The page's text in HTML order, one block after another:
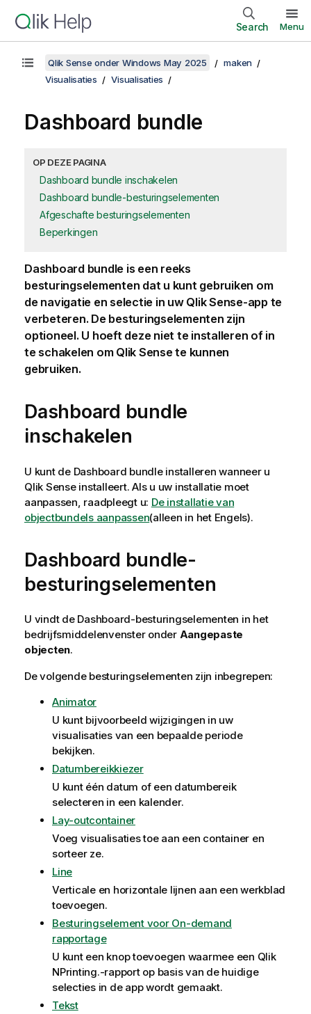
Search Menu
Qlik Sense onder Windows May 2025
maken
Visualisaties
Visualisaties
Dashboard bundle
OP DEZE PAGINA
Dashboard bundle inschakelen
Dashboard bundle-besturingselementen
Afgeschafte besturingselementen
Beperkingen
Dashboard bundle is een reeks
besturingselementen dat u kunt gebruiken om
de navigatie en selectie in uw Qlik Sense-app te
verbeteren. De besturingselementen zijn
optioneel. U hoeft deze niet te installeren of in
te schakelen om Qlik Sensete kunnen
gebruiken.
Dashboard bundle
inschakelen
U kunt de Dashboard bundleinstalleren wanneer u
Qlik Senseinstalleert. Als u uw installatie moet
aanpassen, raadpleegt u: De installatie van
objectbundels aanpassen(alleen in het Engels).
Dashboard bundle-
besturingselementen
U vindt de Dashboard-besturingselementen in het
bedrijfsmiddelenvenster onder Aangepaste
objecten.
De volgende besturingselementen zijn inbegrepen:
Animator
U kunt bijvoorbeeld wijzigingen in uw
visualisaties van een bepaalde periode
bekijken.
Datumbereikkiezer
U kunt één datum of een datumbereik
selecteren in een kalender.
Lay-outcontainer
Voeg visualisaties toe aan een container en
sorteer ze.
Line
Verticale en horizontale lijnen aan een werkblad
toevoegen.
Besturingselement voor On-demand
rapportage
U kunt een knop toevoegen waarmee een Qlik
NPrinting.-rapport op basis van de huidige
selecties in de app wordt gemaakt.
Tekst